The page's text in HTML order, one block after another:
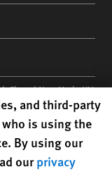
Floor | New York,NY
registered in the US
and third-party
is using the
By using our
ourprivacy